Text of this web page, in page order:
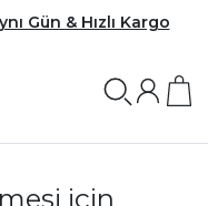
Gün & Hızlı Kargo
için